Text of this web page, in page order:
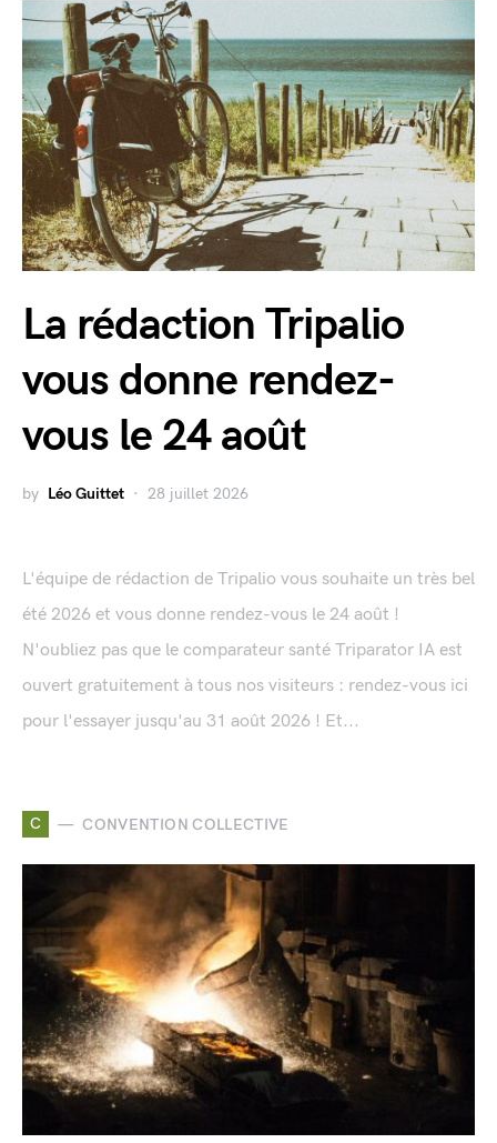
La rédaction Tripalio
vous donne rendez-
vous le 24 août
by Léo Guittet 28 juillet 2026
L'équipe de rédaction de Tripalio vous souhaite un très bel
été 2026 et vous donne rendez-vous le 24 août !
N'oubliez pas que le comparateur santé Triparator IA est
ouvert gratuitement à tous nos visiteurs : rendez-vous ici
pour l'essayer jusqu'au 31 août 2026 ! Et...
C CONVENTION COLLECTIVE